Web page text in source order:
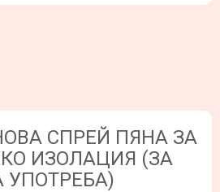
СПРЕЙ ПЯНА ЗА
ИЗОЛАЦИЯ (ЗА
УПОТРЕБА)